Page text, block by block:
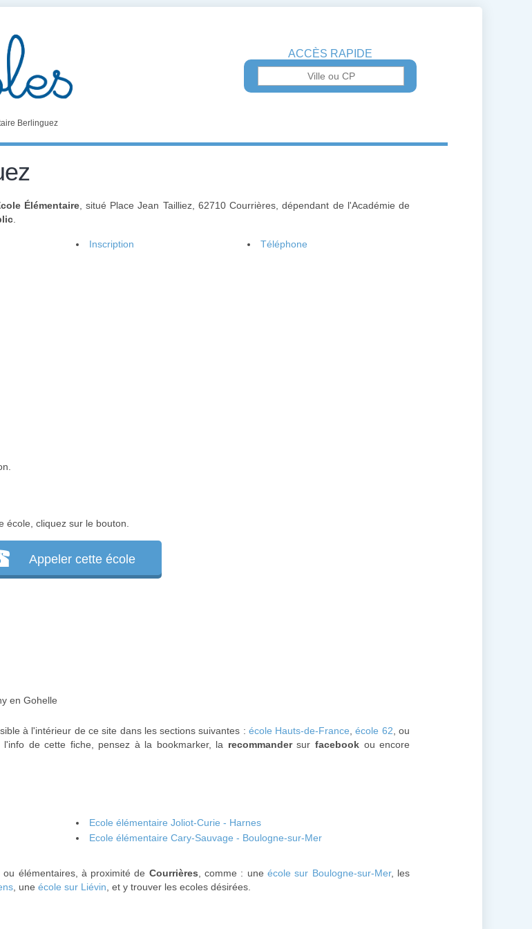
ACCÈS RAPIDE
Berlinguez
Élémentaire, situé Place Jean Tailliez, 62710 Courrières, dépendant de l'Académie de
Inscription Téléphone
cliquez sur le bouton.
Appeler cette école
en Gohelle
à l'intérieur de ce site dans les sections suivantes : école Hauts-de-France ,école 62 , ou
de cette fiche, pensez à la bookmarker, la recommandersur facebook ou encore
Ecole élémentaire Joliot-Curie - Harnes
Ecole élémentaire Cary-Sauvage - Boulogne-sur-Mer
élémentaires, à proximité de Courrières , comme : uneécole sur Boulogne-sur-Mer, les
, une école sur Liévin , et y trouver les ecoles désirées.